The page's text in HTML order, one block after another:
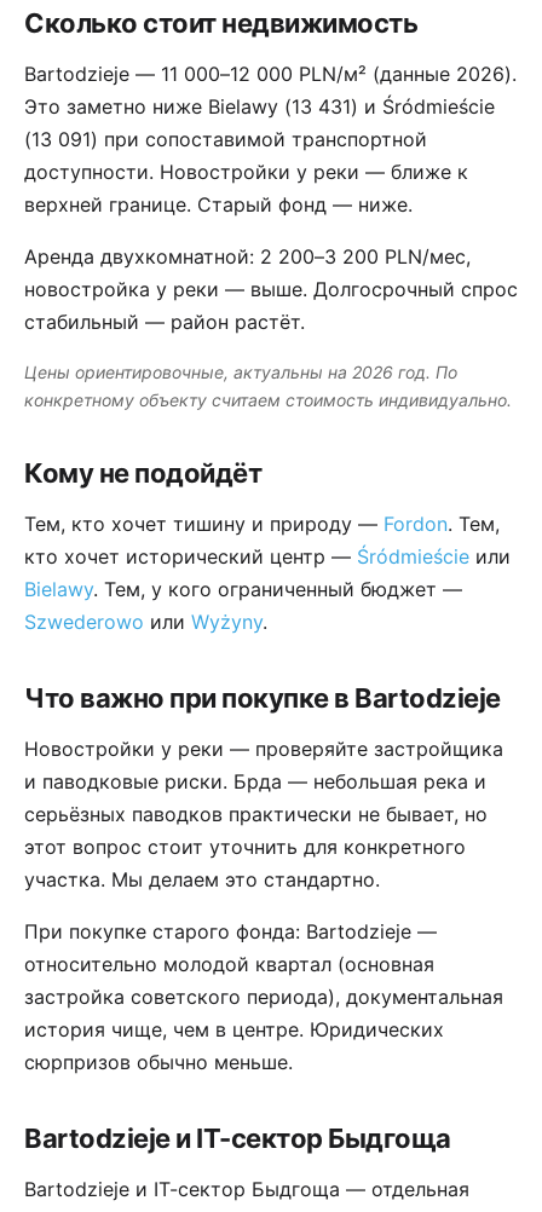
Сколько стоит недвижимость
Bartodzieje — 11 000–12 000 PLN/м² (данные 2026).
Это заметно ниже Bielawy (13 431) и Śródmieście
(13 091) при сопоставимой транспортной
доступности. Новостройки у реки — ближе к
верхней границе. Старый фонд — ниже.
Аренда двухкомнатной: 2 200–3 200 PLN/мес,
новостройка у реки — выше. Долгосрочный спрос
стабильный — район растёт.
Цены ориентировочные, актуальны на 2026 год. По
конкретному объекту считаем стоимость индивидуально.
Кому не подойдёт
Тем, кто хочет тишину и природу — Fordon. Тем,
кто хочет исторический центр — Śródmieście или
Bielawy. Тем, у кого ограниченный бюджет —
Szwederowo или Wyżyny.
Что важно при покупке в Bartodzieje
Новостройки у реки — проверяйте застройщика
и паводковые риски. Брда — небольшая река и
серьёзных паводков практически не бывает, но
этот вопрос стоит уточнить для конкретного
участка. Мы делаем это стандартно.
При покупке старого фонда: Bartodzieje —
относительно молодой квартал (основная
застройка советского периода), документальная
история чище, чем в центре. Юридических
сюрпризов обычно меньше.
Bartodzieje и IT-сектор Быдгоща
Bartodzieje и IT-сектор Быдгоща — отдельная